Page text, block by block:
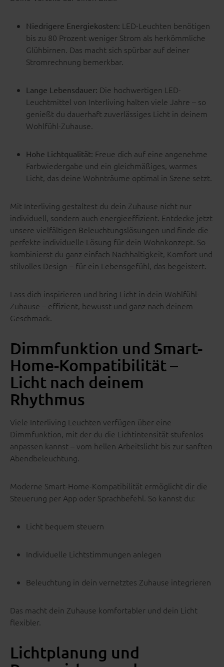
Niedrigere Energiekosten: LED-Leuchten benötigen
bis zu 80 Prozent weniger Strom als herkömmliche
Glühbirnen. Das macht sich spürbar auf deiner
Stromrechnung bemerkbar.
Lange Lebensdauer: Die hochwertigen LED-
Leuchtmittel von Interliving halten viele Jahre – so
genießt du dauerhaft zuverlässiges Licht in deinem
Wohlfühl-Zuhause.
Hohe Lichtqualität: Freue dich auf eine angenehme
Farbwiedergabe und ein gleichmäßiges, warmes
Licht, das deine Wohnträume optimal in Szene setzt.
Mit Interliving gestaltest du dein Zuhause nicht nur
individuell, sondern auch energieeffizient. Entdecke jetzt
unsere vielfältigen Beleuchtungslösungen und finde die
perfekte individuelle Lösung für dein Wohnkonzept. So
kombinierst du ganz einfach Nachhaltigkeit, Komfort und
stilvolles Design – für ein Lebensgefühl, das begeistert.
Lass dich inspirieren und bring Licht in dein Wohlfühl-
Zuhause – effizient, bewusst und ganz nach deinem
Geschmack.
Dimmfunktion und Smart-
Home-Kompatibilität –
Licht nach deinem
Rhythmus
Viele Interliving Leuchten verfügen über eine
Dimmfunktion, mit der du die Lichtintensität stufenlos
anpassen kannst – vom hellen Arbeitslicht bis zur sanften
Abendbeleuchtung.
Moderne Smart-Home-Kompatibilität ermöglicht dir die
Steuerung per App oder Sprachbefehl. So kannst du:
Licht bequem steuern
Individuelle Lichtstimmungen anlegen
Beleuchtung in dein vernetztes Zuhause integrieren
Das macht dein Zuhause komfortabler und dein Licht
flexibler.
Lichtplanung und